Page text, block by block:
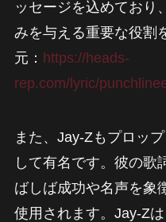
ッセージを込めており
みを与える重要な役割
元： https://heads-
rep.com/lyric/
また、Jay-Zもプロッ
して有名です。彼の歌
ばしば成功や名声を象
使用されます。Jay-Z